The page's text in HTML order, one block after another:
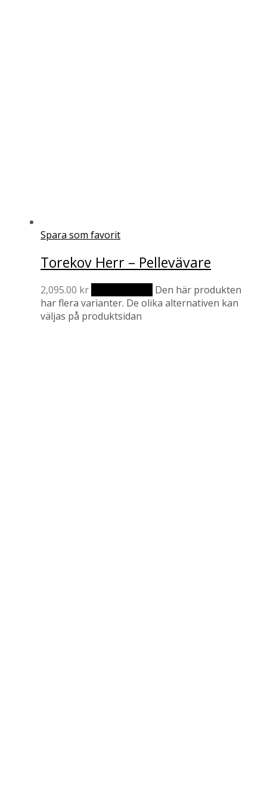
Spara som favorit
Torekov Herr – Pellevävare
2,095.00 kr
Den här produkten
har flera varianter. De olika alternativen kan
väljas på produktsidan